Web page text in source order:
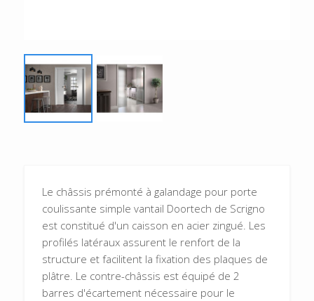
Le châssis prémonté à galandage pour porte
coulissante simple vantail Doortech de Scrigno
est constitué d'un caisson en acier zingué. Les
profilés latéraux assurent le renfort de la
structure et facilitent la fixation des plaques de
plâtre. Le contre-châssis est équipé de 2
barres d'écartement nécessaire pour le